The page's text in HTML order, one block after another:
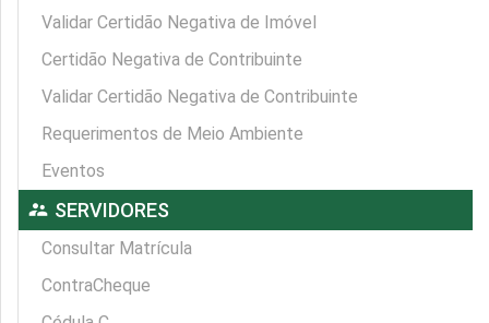
Validar Certidão Negativa de Imóvel
Certidão Negativa de Contribuinte
Validar Certidão Negativa de Contribuinte
Requerimentos de Meio Ambiente
Eventos
supervisor_account SERVIDORES
Consultar Matrícula
ContraCheque